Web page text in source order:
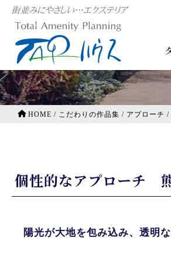
こだわりの作品
HOME / こだわりの作品集 / アプローチ /
個性的なアプローチ
陽光が大地を包み込み、透明